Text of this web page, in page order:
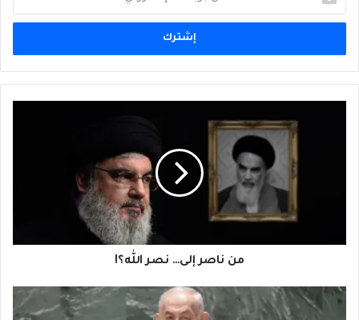
بريدك
الإلكتروني
من ناصر إلى… نصر الله؟!
خَرائطُ
نتنياهو